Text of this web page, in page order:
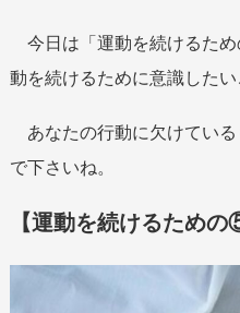
今日は「運動を続けるた
動を続けるために意識したい
あなたの行動に欠けてい
で下さいね。
【運動を続けるための